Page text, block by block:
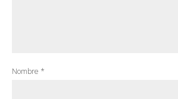
Nombre *